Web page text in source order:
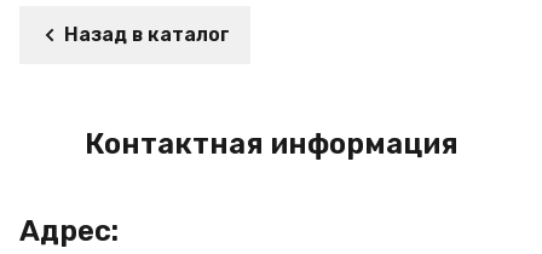
Назад в каталог
Контактная информация
Адрес: